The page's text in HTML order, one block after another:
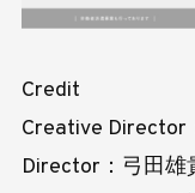
Credit
Creative Director
Director：弓田雄